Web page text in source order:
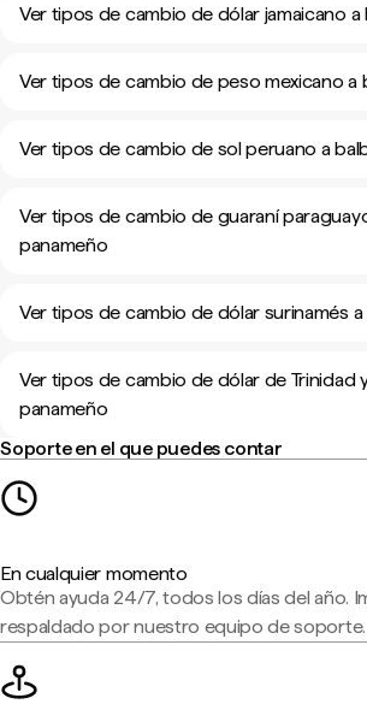
Ver tipos de cambio de dólar jamaicano a
Ver tipos de cambio de peso mexicano a
Ver tipos de cambio de sol peruano a
Ver tipos de cambio de guaraní
panameño
Ver tipos de cambio de dólar surinamés
Ver tipos de cambio de dólar de Trinidad
panameño
Soporte en el que puedes contar
En cualquier momento
Obtén ayuda 24/7, todos los días del año.
respaldado por nuestro equipo de soporte.